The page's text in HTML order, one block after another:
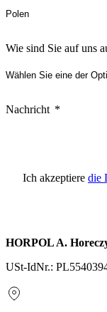
Wie sind Sie auf uns
Nachricht
Ich akzeptiere die
HORPOL A.
USt-IdNr.: